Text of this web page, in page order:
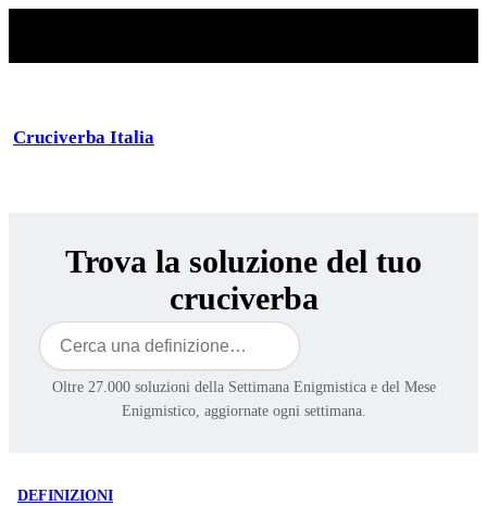
Cruciverba Italia
Trova la soluzione del tuo
cruciverba
Cerca
Oltre 27.000 soluzioni della Settimana Enigmistica e del Mese
Enigmistico, aggiornate ogni settimana.
DEFINIZIONI